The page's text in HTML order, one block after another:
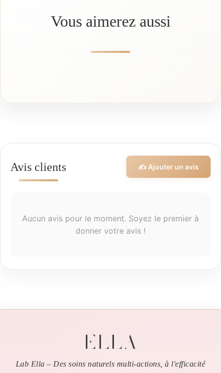
Vous aimerez aussi
Avis clients ✍️ Ajouter un avis
Aucun avis pour le moment. Soyez le premier à
donner votre avis !
Lab Ella – Des soins naturels multi-actions, à l'efficacité